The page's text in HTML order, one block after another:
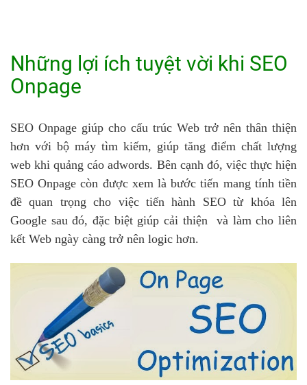
Những lợi ích tuyệt vời khi SEO
Onpage
SEO Onpage giúp cho cấu trúc Web trở nên thân thiện
hơn với bộ máy tìm kiếm, giúp tăng điểm chất lượng
web khi quảng cáo adwords. Bên cạnh đó, việc thực hiện
SEO Onpage còn được xem là bước tiến mang tính tiền
đề quan trọng cho việc tiến hành SEO từ khóa lên
Google sau đó, đặc biệt giúp cải thiện và làm cho liên
kết Web ngày càng trở nên logic hơn.